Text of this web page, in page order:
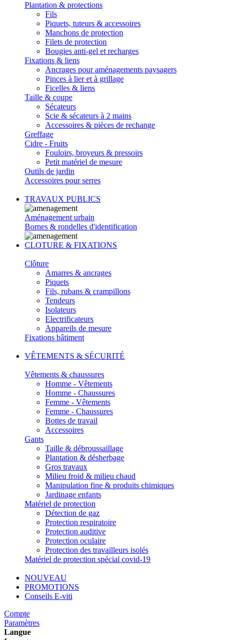
Plantation & protections
Fils
Piquets, tuteurs & accessoires
Manchons de protection
Filets de protection
Bougies anti-gel et recharges
Fixations & liens
Ancrages pour aménagements paysagers
Pinces à lier et à grillage
Ficelles & liens
Taille & coupe
Sécateurs
Scie & sécateurs à 2 mains
Accessoires & pièces de rechange
Greffage
Cidre - Fruits
Fouloirs, broyeurs & pressoirs
Petit matériel de mesure
Outils de jardin
Accessoires pour serres
TRAVAUX PUBLICS
Aménagement urbain
Bornes & rondelles d'identification
CLOTURE & FIXATIONS
Clôture
Amarres & ancrages
Piquets
Fils, rubans & crampillons
Tendeurs
Isolateurs
Electrificateurs
Appareils de mesure
Fixations bâtiment
VÊTEMENTS & SÉCURITÉ
Vêtements & chaussures
Homme - Vêtements
Homme - Chaussures
Femme - Vêtements
Femme - Chaussures
Bottes de travail
Accessoires
Gants
Taille & débroussaillage
Plantation & désherbage
Gros travaux
Milieu froid & milieu chaud
Manipulation fine & produits chimiques
Jardinage enfants
Matériel de protection
Détection de gaz
Protection respiratoire
Protection auditive
Protection oculaire
Protection des travailleurs isolés
Matériel de protection spécial covid-19
NOUVEAU
PROMOTIONS
Conseils E-viti
Compte
Paramètres
Langue